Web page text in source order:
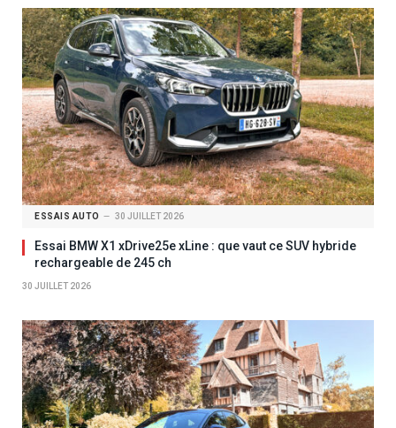
ESSAIS AUTO 30 JUILLET 2026
Essai BMW X1 xDrive25e xLine : que vaut ce SUV hybride
rechargeable de 245 ch
30 JUILLET 2026